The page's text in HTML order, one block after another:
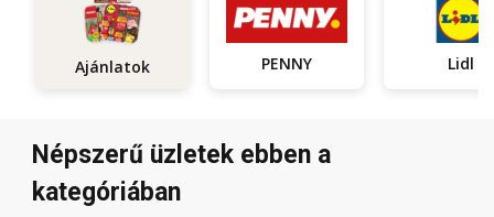
Ajánlatok PENNY Lidl
Népszerű üzletek ebben a
kategóriában